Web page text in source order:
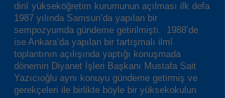
dinî yükseköğretim kurumunun açılması ilk defa
1987 yılında Samsun’da yapılan bir
sempozyumda gündeme getirilmişti. 1988’de
ise Ankara’da yapılan bir tartışmalı ilmî
toplantının açılışında yaptığı konuşmada
dönemin Diyanet İşleri Başkanı Mustafa Sait
Yazıcıoğlu aynı konuyu gündeme getirmiş ve
gerekçeleri ile birlikte böyle bir yüksekokulun